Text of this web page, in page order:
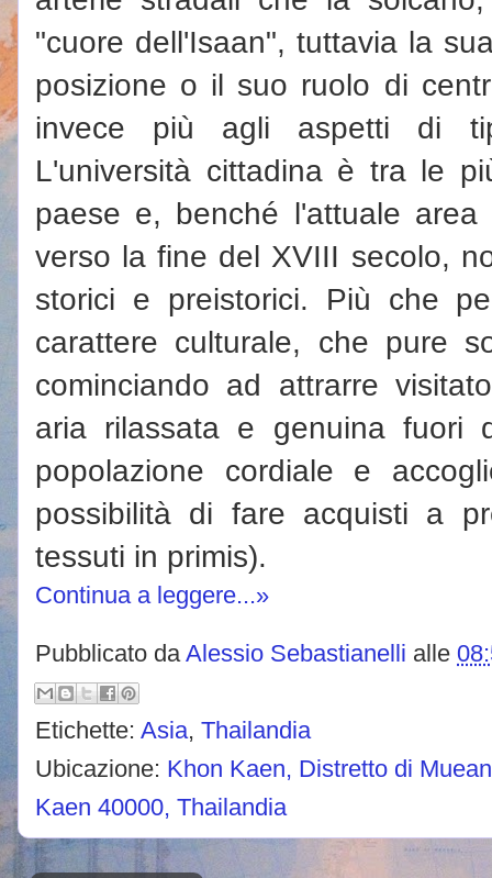
"cuore dell'Isaan", tuttavia la
posizione o il suo ruolo di
invece più agli aspetti di
L'università cittadina è tra le
paese e, benché l'attuale
verso la fine del XVIII secolo,
storici e preistorici. Più che
carattere culturale, che pure
cominciando ad attrarre
aria rilassata e genuina fuori
popolazione cordiale e
possibilità di fare acquisti a
tessuti in primis).
Continua a leggere...»
Pubblicato da Alessio Sebastianelli alle
Etichette: Asia, Thailandia
Ubicazione: Khon Kaen, Distretto di
Kaen 40000, Thailandia